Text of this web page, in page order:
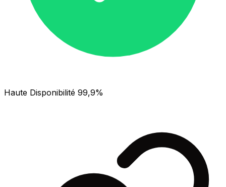
Haute Disponibilité 99,9%